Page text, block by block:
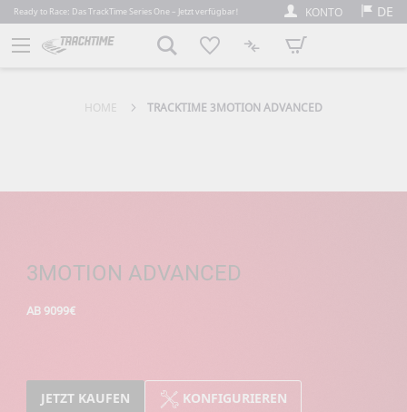
Ready to Race: Das TrackTime Series One – Jetzt verfügbar! KONTO DE
Mein Warenkorb
HOME TRACKTIME 3MOTION ADVANCED
3MOTION ADVANCED
AB 9099€
JETZT KAUFEN KONFIGURIEREN